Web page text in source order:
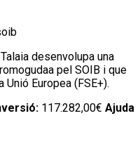
desenvolupa una
pel SOIB i que
Europea (FSE+).
117.282,00€ Ajuda